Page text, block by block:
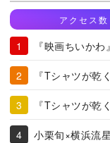
アクセス数
『映画ちいか
『Tシャツが乾
『Tシャツが乾
小栗旬×横浜流